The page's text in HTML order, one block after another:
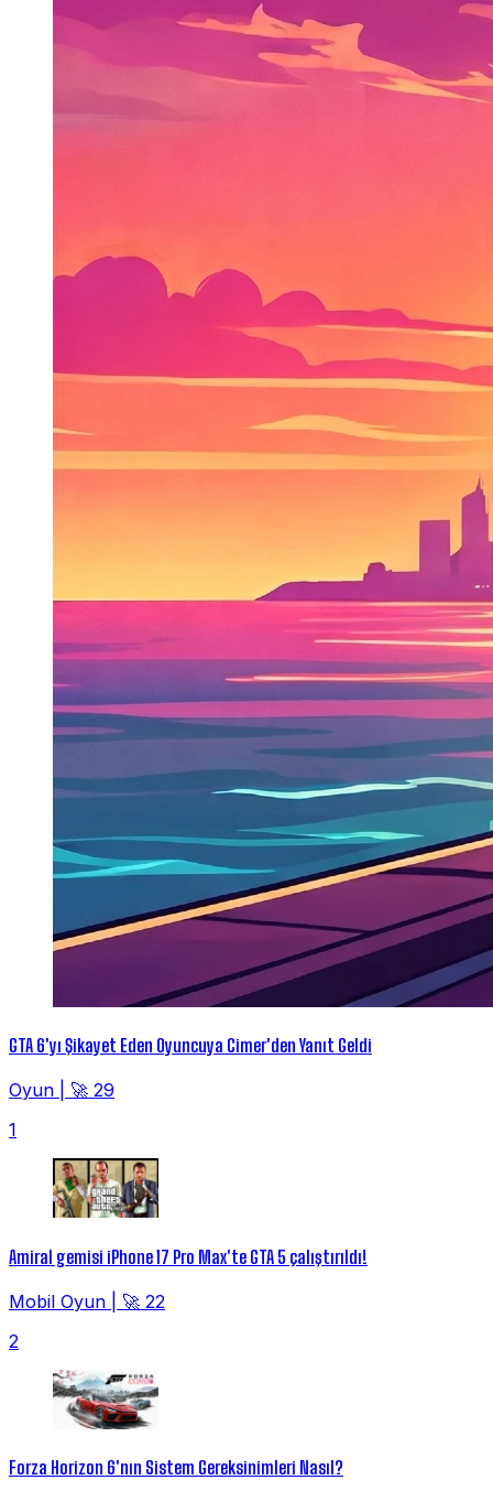
GTA 6'yı Şikayet Eden Oyuncuya Cimer'den Yanıt Geldi
Oyun
🚀 29
1
Amiral gemisi iPhone 17 Pro Max'te GTA 5 çalıştırıldı!
Mobil Oyun
🚀 22
2
Forza Horizon 6'nın Sistem Gereksinimleri Nasıl?